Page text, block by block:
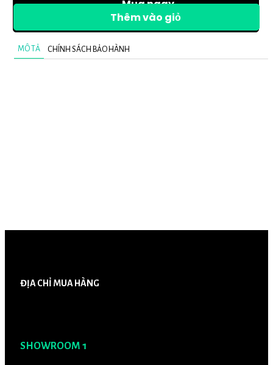
Mua ngay
Thêm vào giỏ
MÔ TẢ CHÍNH SÁCH BẢO HÀNH
ĐỊA CHỈ MUA HÀNG
SHOWROOM 1